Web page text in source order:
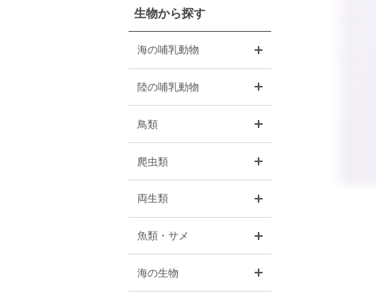
生物から探す
海の哺乳動物
陸の哺乳動物
鳥類
爬虫類
両生類
魚類・サメ
海の生物